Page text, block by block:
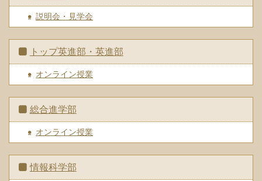
説明会・見学会
トップ英進部・英進部
オンライン授業
総合進学部
オンライン授業
情報科学部